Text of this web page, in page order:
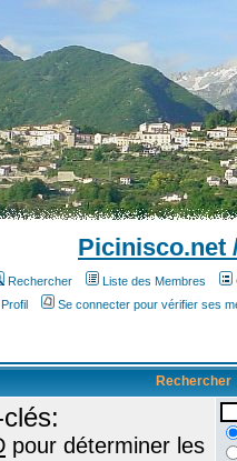
Picinisco.net
Rechercher Liste des Membres
Profil
Se connecter pour vérifier ses
Rechercher
pour déterminer les